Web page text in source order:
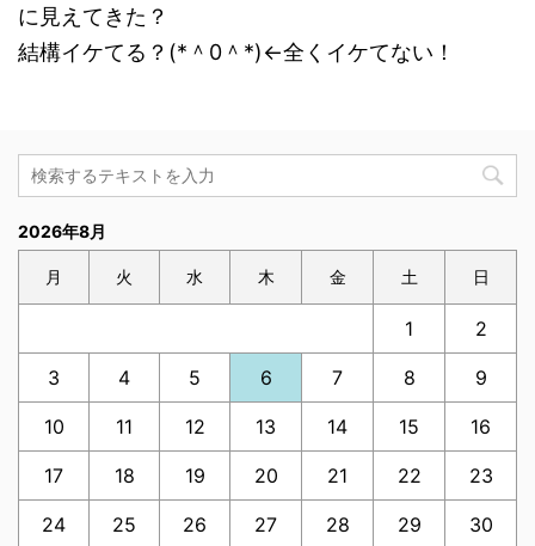
に見えてきた？
結構イケてる？(*＾0＾*)←全くイケてない！
2026年8月
月 火 水 木 金 土 日
1 2
3 4 5 6 7 8 9
10 11 12 13 14 15 16
17 18 19 20 21 22 23
24 25 26 27 28 29 30